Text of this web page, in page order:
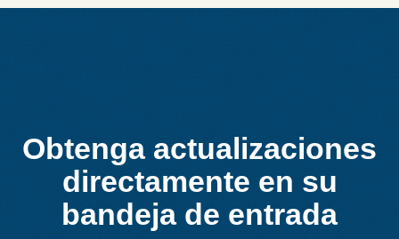
Obtenga actualizaciones
directamente en su
bandeja de entrada